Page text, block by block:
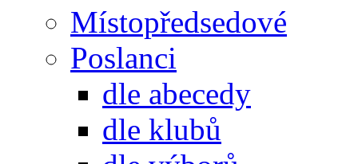
Místopředsedové
Poslanci
dle abecedy
dle klubů